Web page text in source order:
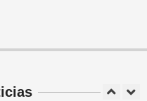
amistad e integración
Lo Último